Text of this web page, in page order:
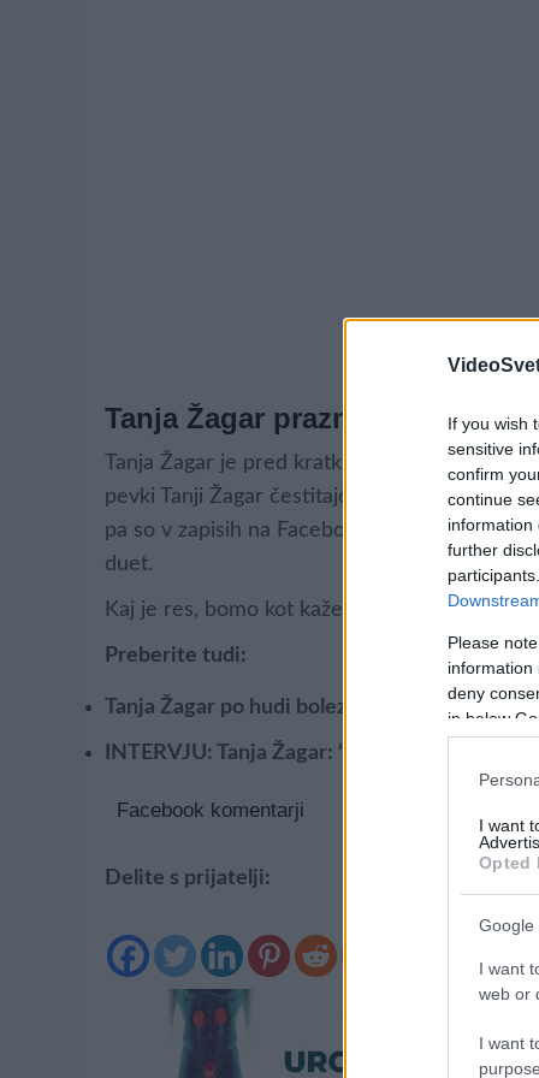
If you wish
sensitive
confirm
continue
information
further
Please
information
deny
in below
I want
Opted
Google
I want
web or
I want
Tanja Žagar praznovala 38.
Tanja Žagar je pred kratkim, natančneje 1.
pevki Tanji Žagar čestitajo, mnogi pa se v
pa so v zapisih na Facebooku mnenja, da
duet.
Kaj je res, bomo kot kaže videli (ali slišali) v
Preberite tudi:
Tanja Žagar po hudi bolezni izgubila mamo e
INTERVJU: Tanja Žagar: “Otroka si
Facebook komentarji
Delite s prijatelji: